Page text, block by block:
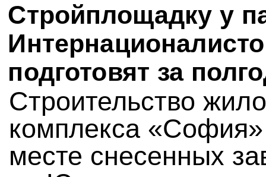
Стройплощадку у
подготовят за
Строительство
комплекса
месте снесенных